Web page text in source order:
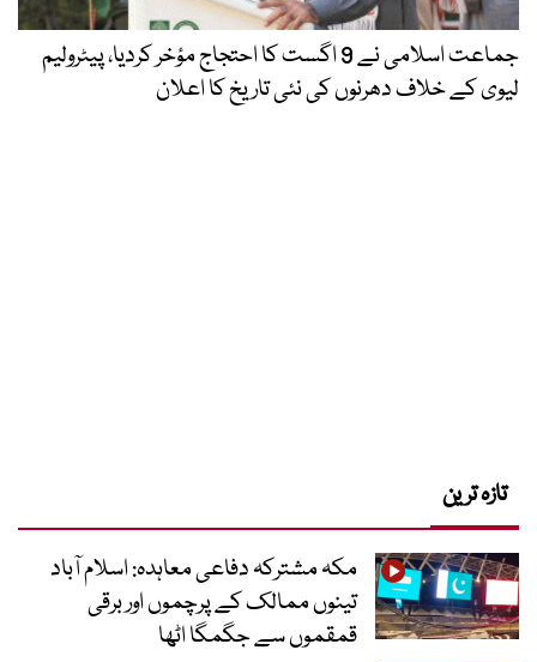
جماعت اسلامی نے 9 اگست کا احتجاج مؤخر کردیا، پیٹرولیم
لیوی کے خلاف دھرنوں کی نئی تاریخ کا اعلان
تازہ ترین
مکہ مشترکہ دفاعی معاہدہ: اسلام آباد
تینوں ممالک کے پرچموں اور برقی
قمقموں سے جگمگا اٹھا